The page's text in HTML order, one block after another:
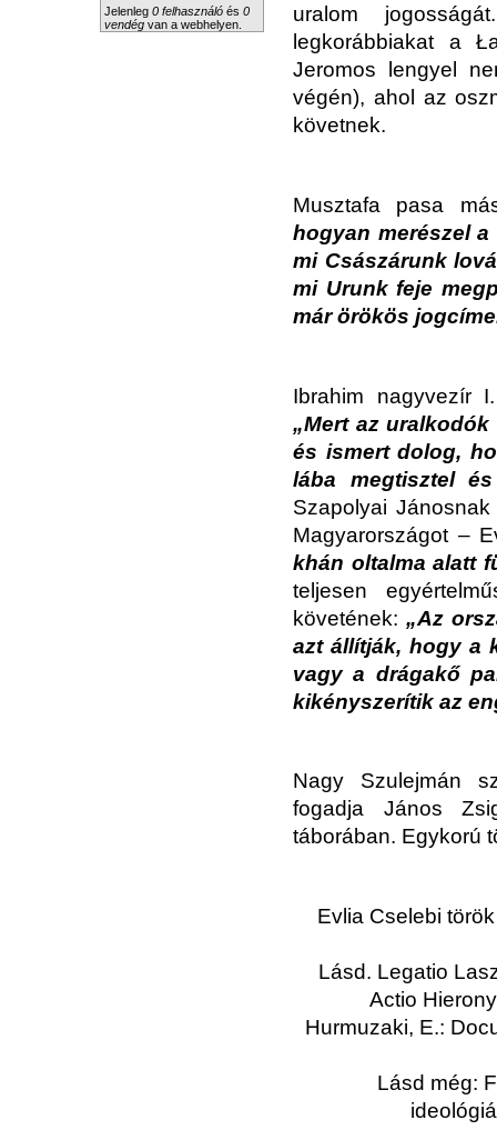
Jelenleg 0 felhasználó és 0
vendég van a webhelyen.
uralom
legkorábbiakat a
Jeromos lengyel
végén), ahol az
követnek.
Musztafa pasa
hogyan merészel
mi Császárunk
mi Urunk feje
már örökös
Ibrahim nagyvezír
„Mert az
és ismert dolog,
lába megtisztel
Szapolyai
Magyarországot –
khán oltalma alatt
teljesen
követének: „Az
azt állítják, hogy a
vagy a drágakő
kikényszerítik az
Nagy Szulejmán
fogadja János
táborában. Egykorú
Evlia Cselebi
Lásd. Legatio
Actio
Hurmuzaki, E.:
Lásd még: